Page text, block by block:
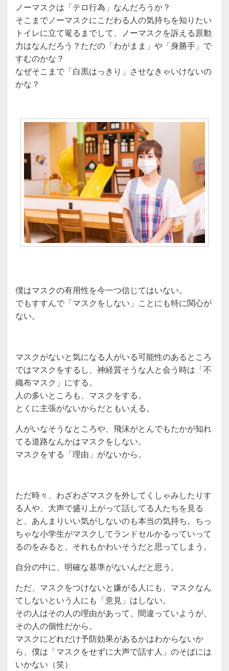
ノーマスクは「テロ行為」なんだろうか？
そこまでノーマスクにこだわる人の気持ちを知りたい
トイレに立て篭るまでして、ノーマスクを訴える原動
力はなんだろう？ただの「わがまま」や「身勝手」で
すむのかな？
なぜそこまで「白黒はっきり」させなきゃいけないの
かな？
僕はマスクの有用性を今一つ信じてはいない。
でもすすんで「マスクをしない」ことにも特に関心が
ない。
マスクがないと気になる人がいる可能性のあるところ
ではマスクをするし、神経質そうな人と会う時は「不
織布マスク」にする。
人の多いところも、マスクをする。
とくに主張がないからだともいえる。
人がいなそうなところや、飛沫がとんでもたかが知れ
てる道路なんかはマスクをしない。
マスクをする「理由」がないから。
ただ時々、わざわざマスクを外してくしゃみしたりす
る人や、大声で盛り上がって話してる人たちを見る
と、あんまりいい気がしないのも本当の気持ち。ちっ
ちゃな小学生がマスクしてランドセルかるっていって
るのをみると、それもかわいそうだと思ってしまう。
自分の中に、明確な基準がないんだと思う。
ただ、マスクをつけないと嫌がる人にも、マスクなん
てしないという人にも「意見」はしない。
その人はその人の理由があって、間違っていようが、
その人の個性だから。
マスクにどれだけ予防効果があるかはわからないか
ら、僕は「マスクをせずに大声で話す人」のそばには
いかない（笑）